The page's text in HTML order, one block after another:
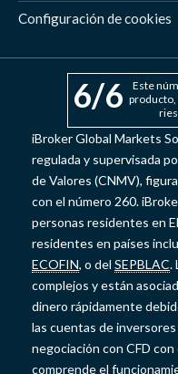
Configuración de cookies
6/6
Este
iBroker Global Markets
regulada y supervisada
de Valores (CNMV),
con el número 260.
personas residentes en
residentes en países
ECOFIN, o del SEPBLAC.
complejos y están
dinero rápidamente
las cuentas de
negociación con CFD
comprende el